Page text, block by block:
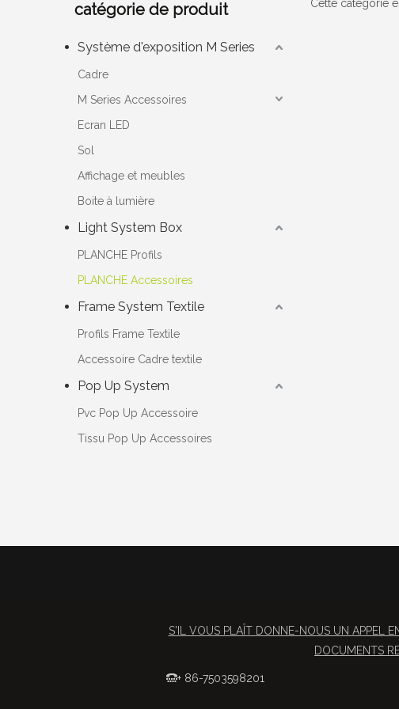
catégorie de produit
Système d'exposition M Series
Cadre
M Series Accessoires
Ecran LED
Sol
Affichage et meubles
Boite à lumière
Light System Box
PLANCHE Profils
PLANCHE Accessoires
Frame System Textile
Profils Frame Textile
Accessoire Cadre textile
Pop Up System
Pvc Pop Up Accessoire
Tissu Pop Up Accessoires
Cette catégorie
S'IL VOUS PLAÎT DONNE-NOUS UN APPEL
DOCUMENTS
+ 86-7503598201